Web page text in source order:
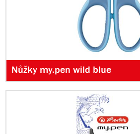
Nůžky my.pen wild blue